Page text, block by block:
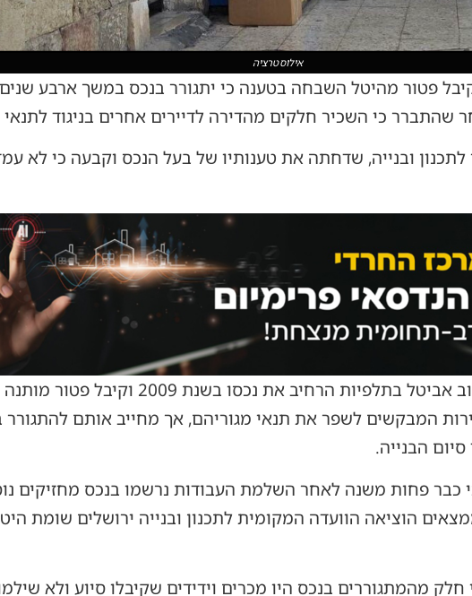
צילום: חנוך פוגל חרדים ירושלים
אילוסטרציה
פטור מהיטל השבחה בטענה כי יתגורר בנכס במשך ארבע
ובנייה, שדחתה את טענותיו של בעל הנכס וקבעה כי לא
על פי ההחלטה, בעל הדירה ברחוב אביטל בתלפיות הרחיב
המבקשים לשפר את תנאי מגוריהם, אך מחייב אותם
הבנייה.
כבר פחות משנה לאחר השלמת העבודות נרשמו בנכס מחזיקים
הוציאה הוועדה המקומית לתכנון ובנייה ירושלים שומת
מהמתגוררים בנכס היו מכרים וידידים שקיבלו סיוע ולא